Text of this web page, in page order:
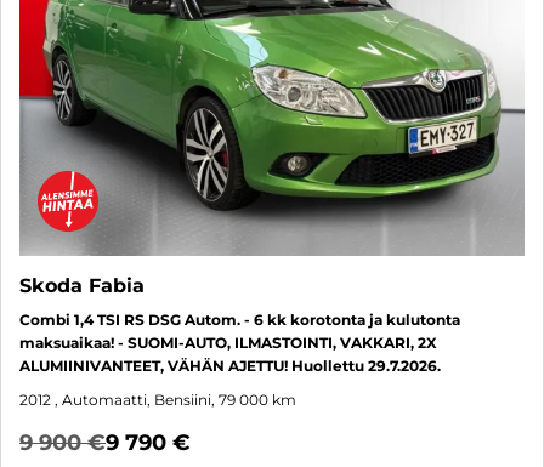
Skoda Fabia
Combi 1,4 TSI RS DSG Autom. - 6 kk korotonta ja kulutonta
maksuaikaa! - SUOMI-AUTO, ILMASTOINTI, VAKKARI, 2X
ALUMIINIVANTEET, VÄHÄN AJETTU! Huollettu 29.7.2026.
2012 , Automaatti, Bensiini, 79 000 km
9 900 €9 790 €